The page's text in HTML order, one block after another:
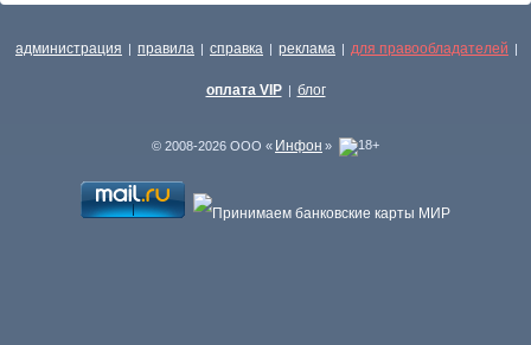
администрация | правила | справка | реклама | для правообладателей |
оплата VIP | блог
© 2008-2026 ООО « Инфон »